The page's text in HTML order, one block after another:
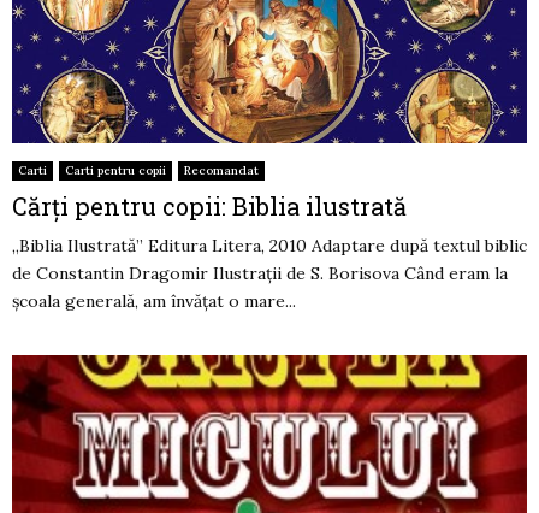
Carti Carti pentru copii Recomandat
Cărţi pentru copii: Biblia ilustrată
„Biblia Ilustrată” Editura Litera, 2010 Adaptare după textul biblic
de Constantin Dragomir Ilustraţii de S. Borisova Când eram la
şcoala generală, am învăţat o mare...